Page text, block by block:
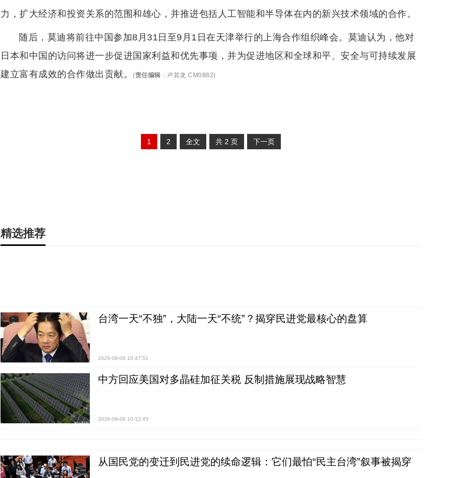
力，扩大经济和投资关系的范围和雄心，并推进包括人工智能和半导体在内的新兴技术领域的合作。
随后，莫迪将前往中国参加8月31日至9月1日在天津举行的上海合作组织峰会。莫迪认为，他对
日本和中国的访问将进一步促进国家利益和优先事项，并为促进地区和全球和平、安全与可持续发展
建立富有成效的合作做出贡献。
(责任编辑 ： 卢其龙 CM0882)
1 2 全文 共 2 页 下一页
精选推荐
台湾一天“不独”，大陆一天“不统”？揭穿民进党最核心的盘算
2026-08-08 10:47:51
中方回应美国对多晶硅加征关税 反制措施展现战略智慧
2026-08-08 10:12:45
从国民党的变迁到民进党的续命逻辑：它们最怕“民主台湾”叙事被揭穿